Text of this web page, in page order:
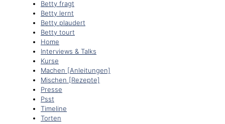
Betty fragt
Betty lernt
Betty plaudert
Betty tourt
Home
Interviews & Talks
Kurse
Machen [Anleitungen]
Mischen [Rezepte]
Presse
Psst
Timeline
Torten